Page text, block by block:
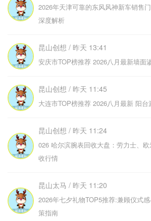
2026年天津可靠的东风风神新车销售
深度解析
昆山创想 / 昨天 13:41
安庆市TOP榜推荐 2026八月最新墙面
昆山创想 / 昨天 11:45
大连市TOP榜推荐 2026八月最新 阳台
昆山创想 / 昨天 11:24
026 哈尔滨腕表回收大盘：劳力士、
收行情
昆山太马 / 昨天 11:20
2026年七夕礼物TOP5推荐:兼顾仪式
策指南